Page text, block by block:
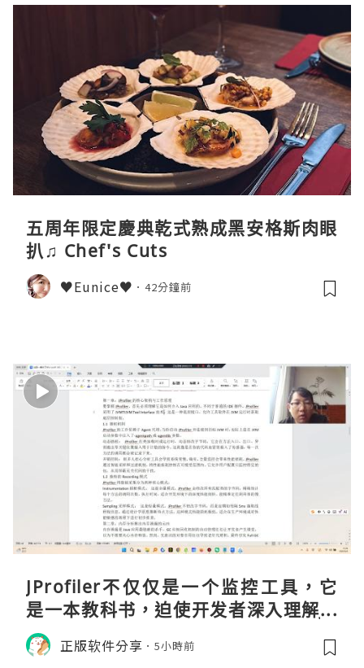
五周年限定慶典乾式熟成黑安格斯肉眼
扒♫ Chef's Cuts
♥Eunice♥ 42分鐘前
JProfiler不仅仅是一个监控工具，它
是一本教科书，迫使开发者深入理解JV
M的内存模型、垃圾回收机制和并发原
理。通过直观的可视化数据，它将抽象
正版软件分享 5小時前